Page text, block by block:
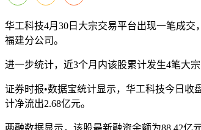
华工科技4月30日大宗交易平台出现一笔成交
福建分公司。
进一步统计，近3个月内该股累计发生4笔大
证券时报•数据宝统计显示，华工科技今日收
计净流出2.68亿元。
两融数据显示，该股最新融资余额为88.42亿